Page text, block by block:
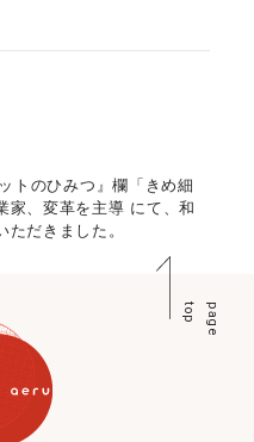
のひみつ』欄「きめ細
、変革を主導 にて、和
だきました。
p
a
g
e
t
o
p